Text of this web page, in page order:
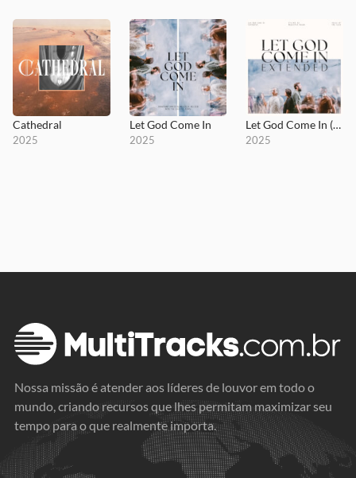
Cathedral
2025
Let God Come In
2025
Let God Come In (Extended)
2025
Nossa missão é atender aos líderes de louvor em todo o
mundo, criando recursos que lhes permitam maximizar seu
tempo para o que realmente importa.